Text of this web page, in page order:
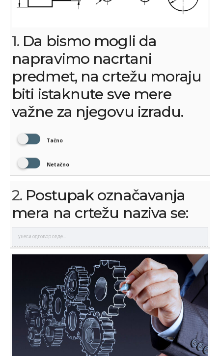
1. Da bismo mogli da
napravimo nacrtani
predmet, na crtežu moraju
biti istaknute sve mere
važne za njegovu izradu.
Tačno
Netačno
2. Postupak označavanja
mera na crtežu naziva se: